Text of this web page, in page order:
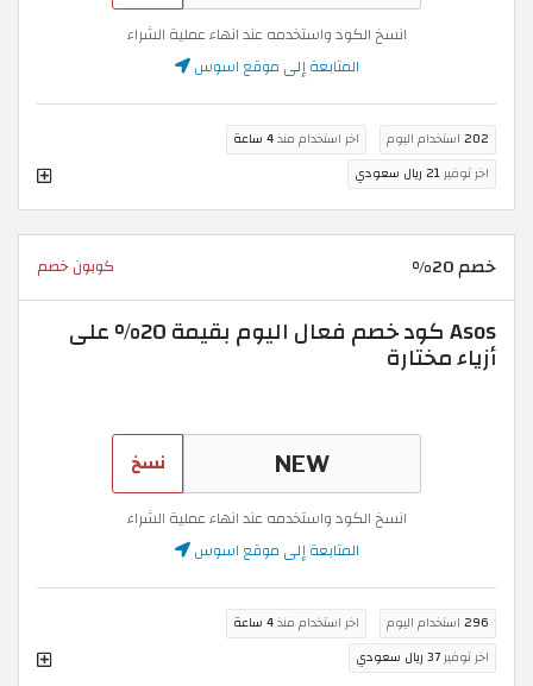
انسخ الكود واستخدمه عند انهاء عملية الشراء
المتابعة إلى موقع اسوس
202 استخدام اليوم اخر استخدام منذ4 ساعة
اخر توفير21 ريال سعودي
خصم 20% كوبون خصم
Asos كود خصم فعال اليوم بقيمة 20% على
أزياء مختارة
نسخ
انسخ الكود واستخدمه عند انهاء عملية الشراء
المتابعة إلى موقع اسوس
296 استخدام اليوم اخر استخدام منذ4 ساعة
اخر توفير37 ريال سعودي